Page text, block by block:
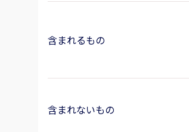
含まれるもの
含まれないもの